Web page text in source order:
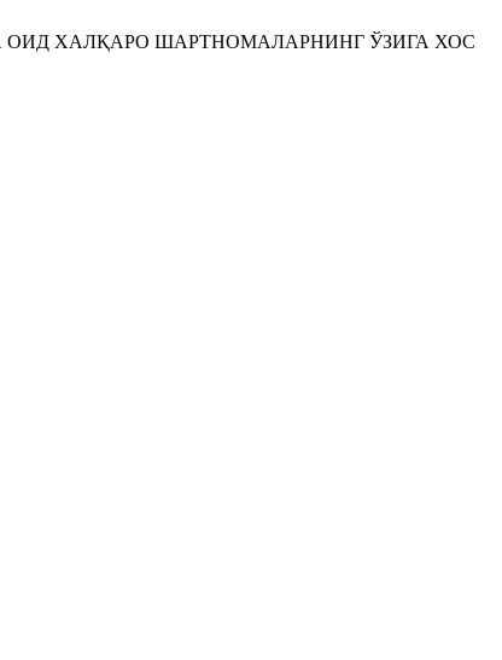
ОИД ХАЛҚАРО ШАРТНОМАЛАРНИНГ ЎЗИГА ХОС